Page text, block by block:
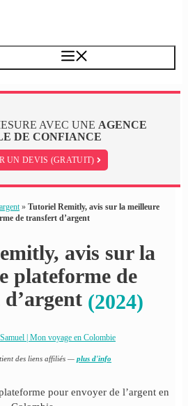
AVEC UNE AGENCE
DE CONFIANCE
UN DEVIS (GRATUIT)
» Tutoriel Remitly, avis sur la meilleure
de transfert d’argent
avis sur la
plateforme de
(2024)
| Mon voyage en Colombie
des liens affiliés — plus d'info